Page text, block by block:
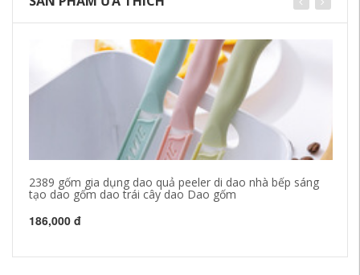
2389 gốm gia dụng dao quả peeler di dao nhà bếp sáng
tạo dao gốm dao trái cây dao Dao gốm
186,000 đ